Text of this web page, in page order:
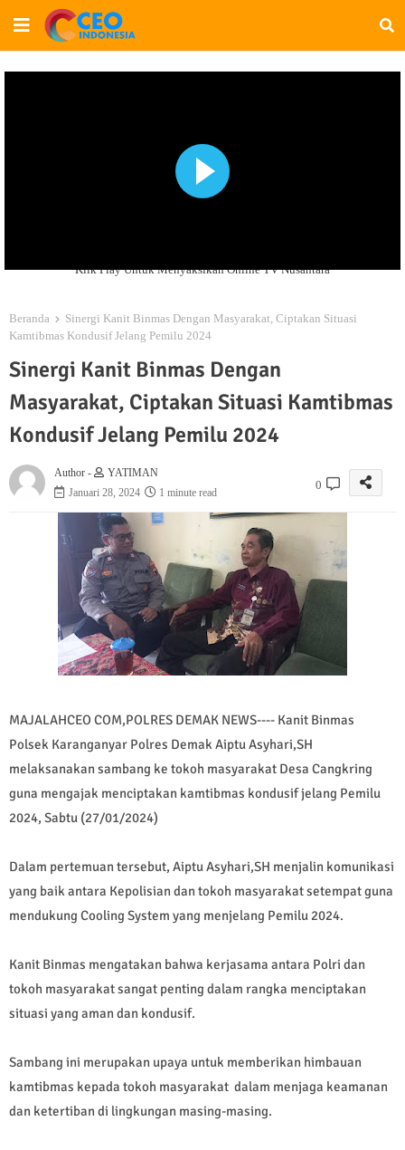
Klik Play Untuk Menyaksikan Online TV Nusantara
Beranda
Sinergi Kanit Binmas Dengan Masyarakat, Ciptakan Situasi
Kamtibmas Kondusif Jelang Pemilu 2024
Sinergi Kanit Binmas Dengan
Masyarakat, Ciptakan Situasi Kamtibmas
Kondusif Jelang Pemilu 2024
Author -
YATIMAN
Januari 28, 2024
1 minute read
0
MAJALAHCEO COM,POLRES DEMAK NEWS---- Kanit Binmas
Polsek Karanganyar Polres Demak Aiptu Asyhari,SH
melaksanakan sambang ke tokoh masyarakat Desa Cangkring
guna mengajak menciptakan kamtibmas kondusif jelang Pemilu
2024, Sabtu (27/01/2024)
Dalam pertemuan tersebut, Aiptu Asyhari,SH menjalin komunikasi
yang baik antara Kepolisian dan tokoh masyarakat setempat guna
mendukung Cooling System yang menjelang Pemilu 2024.
Kanit Binmas mengatakan bahwa kerjasama antara Polri dan
tokoh masyarakat sangat penting dalam rangka menciptakan
situasi yang aman dan kondusif.
Sambang ini merupakan upaya untuk memberikan himbauan
kamtibmas kepada tokoh masyarakat dalam menjaga keamanan
dan ketertiban di lingkungan masing-masing.